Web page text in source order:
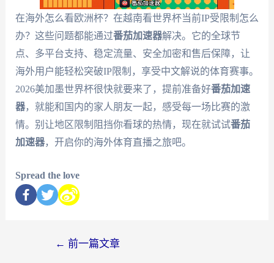
在海外怎么看欧洲杯？在越南看世界杯当前IP受限制怎么
办？这些问题都能通过番茄加速器解决。它的全球节
点、多平台支持、稳定流量、安全加密和售后保障，让
海外用户能轻松突破IP限制，享受中文解说的体育赛事。
2026美加墨世界杯很快就要来了，提前准备好番茄加速
器，就能和国内的家人朋友一起，感受每一场比赛的激
情。别让地区限制阻挡你看球的热情，现在就试试番茄
加速器，开启你的海外体育直播之旅吧。
Spread the love
← 前一篇文章